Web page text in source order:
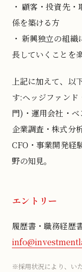
・ 顧客・投資先
係を築ける方
・ 新興独立の組
長していくことを
上記に加えて、以
す:ヘッジファンド
門)・運用会社・ベ
企業調査・株式分
CFO・事業開発経
野の知見。
エントリー
履歴書・職務経歴
※採用状況により、い